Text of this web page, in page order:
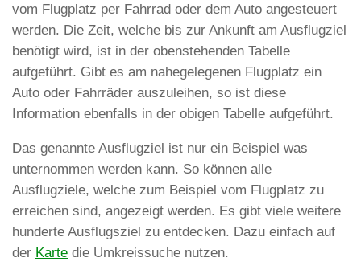
vom Flugplatz per Fahrrad oder dem Auto angesteuert
werden. Die Zeit, welche bis zur Ankunft am Ausflugziel
benötigt wird, ist in der obenstehenden Tabelle
aufgeführt. Gibt es am nahegelegenen Flugplatz ein
Auto oder Fahrräder auszuleihen, so ist diese
Information ebenfalls in der obigen Tabelle aufgeführt.
Das genannte Ausflugziel ist nur ein Beispiel was
unternommen werden kann. So können alle
Ausflugziele, welche zum Beispiel vom Flugplatz zu
erreichen sind, angezeigt werden. Es gibt viele weitere
hunderte Ausflugsziel zu entdecken. Dazu einfach auf
der Karte die Umkreissuche nutzen.